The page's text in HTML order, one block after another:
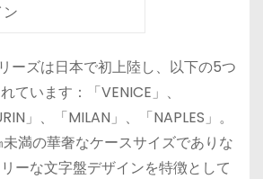
ーズは日本で初上陸し、以下の5つ
ています：「VENICE」、
」、「MILAN」、「NAPLES」。
満の華奢なケースサイズでありな
ーな文字盤デザインを特徴として